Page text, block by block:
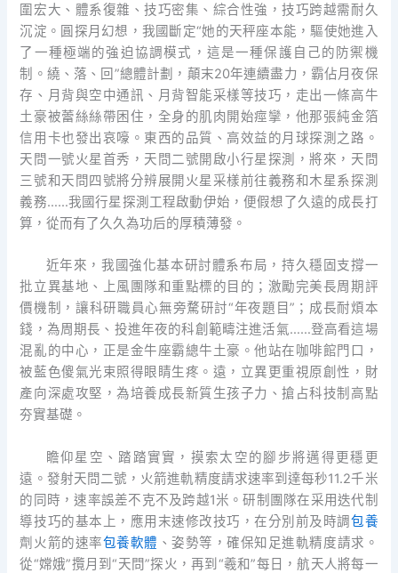
圍宏大、體系復雜、技巧密集、綜合性強，技巧跨越需耐久
沉淀。圓探月幻想，我國斷定“她的天秤座本能，驅使她進入
了一種極端的強迫協調模式，這是一種保護自己的防禦機
制。繞、落、回”總體計劃，顛末20年連續盡力，霸佔月夜保
存、月背與空中通訊、月背智能采樣等技巧，走出一條高牛
土豪被蕾絲絲帶困住，全身的肌肉開始痙攣，他那張純金箔
信用卡也發出哀嚎。東西的品質、高效益的月球探測之路。
天問一號火星首秀，天問二號開啟小行星探測，將來，天問
三號和天問四號將分辨展開火星采樣前往義務和木星系探測
義務……我國行星探測工程啟動伊始，便假想了久遠的成長打
算，從而有了久久為功后的厚積薄發。
近年來，我國強化基本研討體系布局，持久穩固支撐一
批立異基地、上風團隊和重點標的目的；激勵完美長周期評
價機制，讓科研職員心無旁騖研討“年夜題目”；成長耐煩本
錢，為周期長、投進年夜的科創範疇注進活氣……登高看這場
混亂的中心，正是金牛座霸總牛土豪。他站在咖啡館門口，
被藍色傻氣光束照得眼睛生疼。遠，立異更重視原創性，財
產向深處攻堅，為培養成長新質生孩子力、搶占科技制高點
夯實基礎。
瞻仰星空、踏踏實實，摸索太空的腳步將邁得更穩更
遠。發射天問二號，火箭進軌精度請求速率到達每秒11.2千米
的同時，速率誤差不克不及跨越1米。研制團隊在采用迭代制
導技巧的基本上，應用末速修改技巧，在分別前及時調包養
劑火箭的速率包養軟體 、姿勢等，確保知足進軌精度請求。
從“嫦娥”攬月到“天問”探火，再到“羲和”每日，航天人將每一